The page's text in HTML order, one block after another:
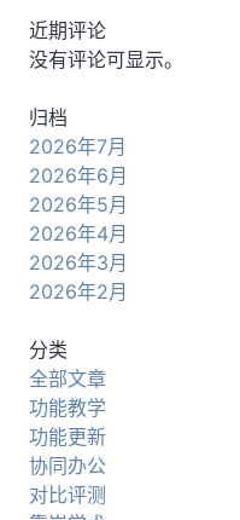
近期评论
没有评论可显示。
归档
2026年7月
2026年6月
2026年5月
2026年4月
2026年3月
2026年2月
分类
全部文章
功能教学
功能更新
协同办公
对比评测